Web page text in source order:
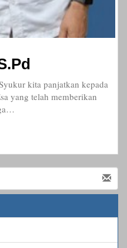
kita panjatkan kepada
yang telah memberikan